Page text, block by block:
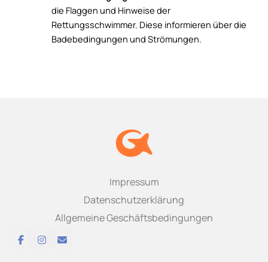
die Flaggen und Hinweise der
Rettungsschwimmer. Diese informieren über die
Badebedingungen und Strömungen.
Impressum
Datenschutzerklärung
Allgemeine Geschäftsbedingungen